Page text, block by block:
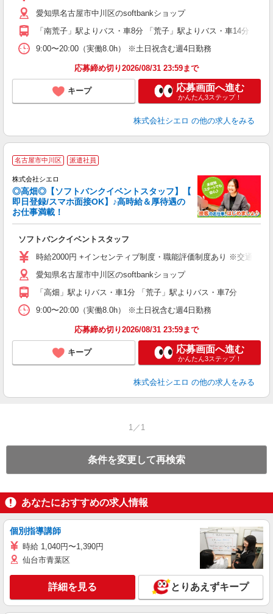
愛知県名古屋市中川区のsoftbankショップ
「南荒子」駅よりバス・車8分 「荒子」駅よりバス・車14分
9:00〜20:00（実働8.0h） ※土日祝含む週4日勤務
応募締め切り2026/08/31 23:59まで
キープ 応募画面へ進む
かんたん3ステップ！
株式会社シエロ の他の求人をみる
名古屋市中川区 派遣社員
株式会社シエロ
◎高畑◎【ソフトバンクイベントスタッフ】【
即日登録/スマホ面接OK】♪高時給＆厚待遇の
お仕事満載！
ソフトバンクイベントスタッフ
時給2000円 +インセンティブ制度・職能評価制度あり ※交通費
愛知県名古屋市中川区のsoftbankショップ
「高畑」駅よりバス・車1分 「荒子」駅よりバス・車7分
9:00〜20:00（実働8.0h） ※土日祝含む週4日勤務
応募締め切り2026/08/31 23:59まで
キープ 応募画面へ進む
かんたん3ステップ！
株式会社シエロ の他の求人をみる
1／1
条件を変更して再検索
あなたにおすすめの求人情報
個別指導講師
時給 1,040円〜1,390円
仙台市青葉区
詳細を見る とりあえずキープ